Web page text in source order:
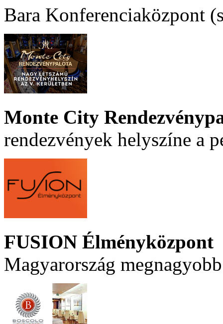
Bara Konferenciaközpont
Monte City
rendezvények helyszíne a
FUSION Élményközpont
Magyarország